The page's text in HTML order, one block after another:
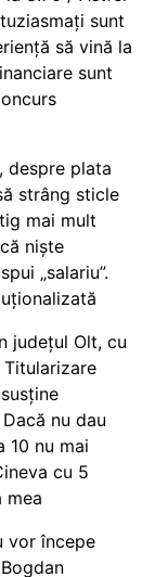
sunt
să vină la
sunt
despre plata
strâng sticle
mai mult
niște
„salariu”.
județul Olt, cu
nu dau
10 nu mai
cu 5
mea
vor începe